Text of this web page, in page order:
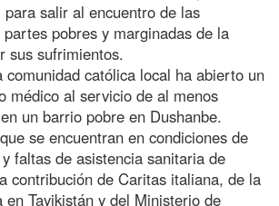
salir al encuentro de las
pobres y marginadas de la
sus sufrimientos.
comunidad católica local ha abierto un
médico al servicio de al menos
un barrio pobre en Dushanbe.
se encuentran en condiciones de
faltas de asistencia sanitaria de
contribución de Caritas italiana, de la
en Tayikistán y del Ministerio de